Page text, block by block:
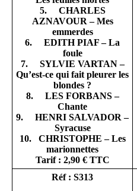
5. CHARLES
AZNAVOUR – Mes
emmerdes
6. EDITH PIAF – La
foule
7. SYLVIE VARTAN –
Qu’est-ce qui fait pleurer les
blondes ?
8. LES FORBANS –
Chante
9. HENRI SALVADOR –
Syracuse
10. CHRISTOPHE – Les
marionnettes
Tarif : 2,90 € TTC
Réf : S313